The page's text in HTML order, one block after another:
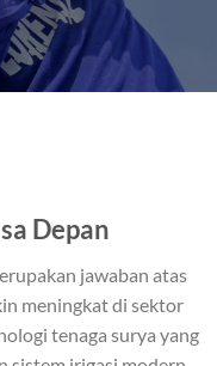
Depan
jawaban atas
meningkat di sektor
tenaga surya yang